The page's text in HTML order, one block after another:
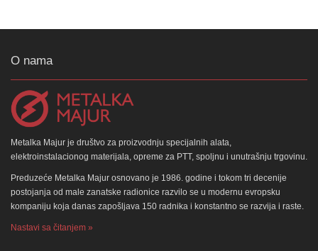
O nama
Metalka Majur je društvo za proizvodnju specijalnih alata,
elektroinstalacionog materijala, opreme za PTT, spoljnu i unutrašnju trgovinu.
Preduzeće Metalka Majur osnovano je 1986. godine i tokom tri decenije
postojanja od male zanatske radionice razvilo se u modernu evropsku
kompaniju koja danas zapošljava 150 radnika i konstantno se razvija i raste.
Nastavi sa čitanjem »